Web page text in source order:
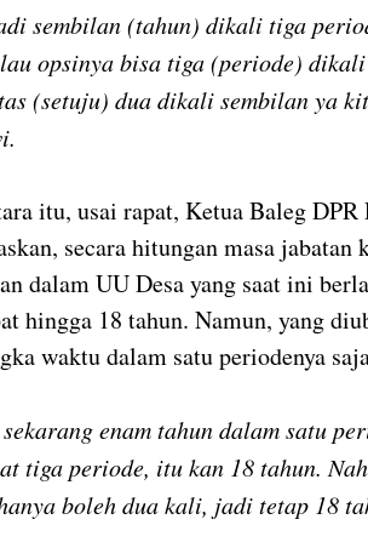
sembilan (tahun) dikali tiga
opsinya bisa tiga (periode)
(setuju) dua dikali sembilan ya
itu, usai rapat, Ketua Baleg
secara hitungan masa jabatan
dalam UU Desa yang saat ini
hingga 18 tahun. Namun, yang
waktu dalam satu periodenya
enam tahun dalam satu
tiga periode, itu kan 18 tahun.
boleh dua kali, jadi tetap 18